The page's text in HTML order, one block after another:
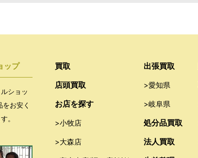
ップ
ショッ
お安く
。
買取
店頭買取
お店を探す
>小牧店
>大森店
出張買取
>愛知県
>岐阜県
処分品買取
法人買取